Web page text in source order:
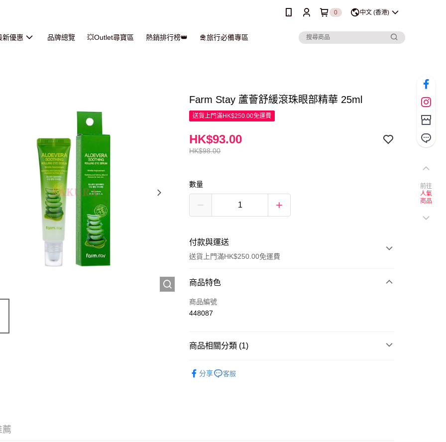
0 中文 (香港)
新優惠 品牌總覽 💥Outlet尋寶區 熱銷排行榜👑 🛅旅行必備專區
Farm Stay 蘆薈舒緩滾珠眼部精華 25ml
送貨上門滿HK$250.00免運費
HK$98.00
HK$93.00
數量
付款與運送
送貨上門滿HK$250.00免運費
付款方式
信用卡
商品特色
商品編號
448087
商品相關分類 (1)
分享
客服
薦
前往
人氣
商品